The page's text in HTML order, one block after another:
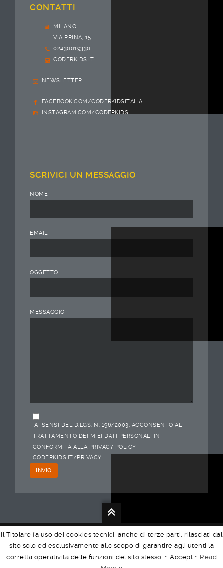
CONTATTI
MILANO
VIA PRINA, 15
02430019330
CODERKIDS.IT
NEWSLETTER
FACEBOOK.COM/CODERKIDSITALIA
INSTAGRAM.COM/CODERKIDS
SCRIVICI UN MESSAGGIO
NOME
EMAIL
OGGETTO
MESSAGGIO
AI SENSI DEL D.LGS. N. 196/2003, ACCONSENTO AL
TRATTAMENTO DEI MIEI DATI PERSONALI IN
CONFORMITÀ ALLA PRIVACY POLICY
CODERKIDS.IT/PRIVACY
We Code.
CODER KIDS sas - P.IVA: 09212680962
Il Titolare fa uso dei cookies tecnici, anche di terze parti, rilasciati dal
sito solo ed esclusivamente allo scopo di garantire agli utenti la
corretta operatività delle funzioni del sito stesso. :: Accept :: Read